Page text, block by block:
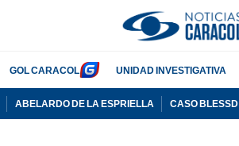
GOL CARACOL UNIDAD INVESTIGATIVA
ABELARDO DE LA ESPRIELLA CASO BLESSD